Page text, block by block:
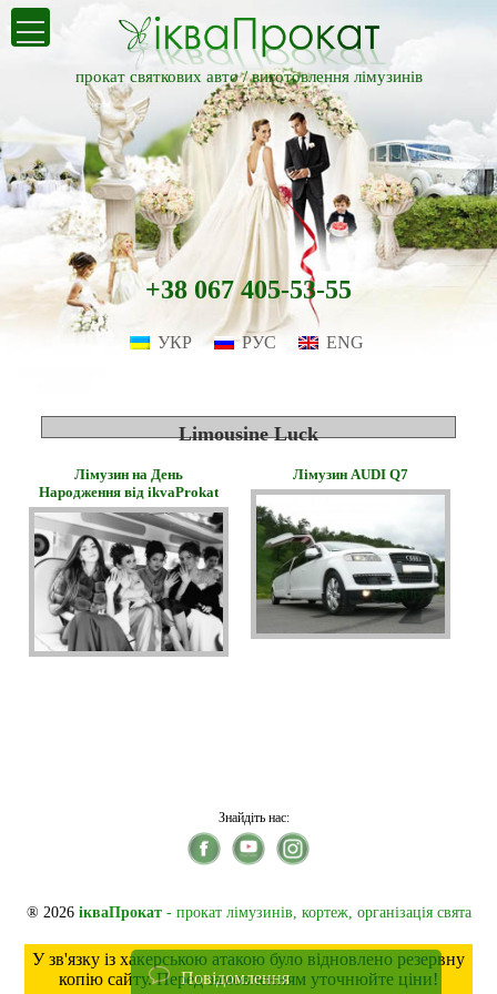
прокат святкових авто /виготовлення лімузинів
+38 067 405-53-55
УКР РУС ENG
Limousine Luck
Лімузин на День
Народження від ikvaProkat
Лімузин AUDI Q7
Знайдіть нас:
® 2026 ікваПрокат- прокат лімузинів, кортеж, організація свята
У зв'язку із хакерською атакою було відновлено резервну
копію сайту. Перед замовленням уточнюйте ціни!
Повідомлення